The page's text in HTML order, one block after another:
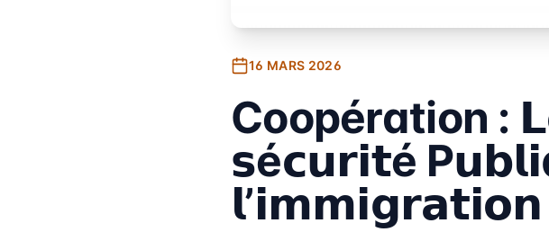
16 MARS 2026
Coopération :
𝘀é𝗰𝘂𝗿𝗶𝘁é
𝗹’𝗶𝗺𝗺𝗶𝗴𝗿𝗮𝘁𝗶𝗼𝗻